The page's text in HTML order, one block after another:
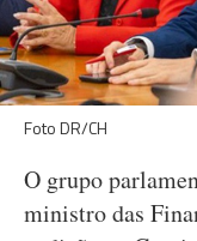
Foto DR/CH
O grupo
ministro das